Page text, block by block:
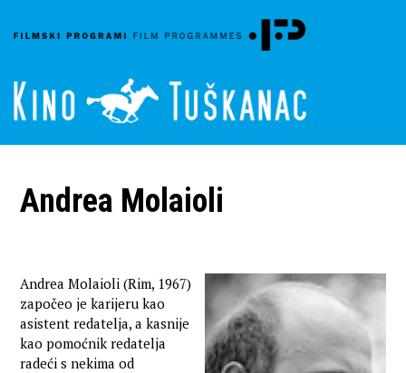
Andrea Molaioli
Andrea Molaioli (Rim, 1967)
započeo je karijeru kao
asistent redatelja, a kasnije
kao pomoćnik redatelja
radeći s nekima od